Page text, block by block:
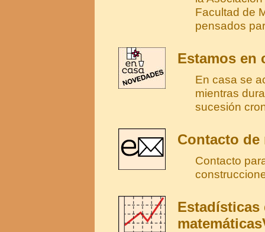
Facultad de
pensados
Estamos en
En casa se
mientras
sucesión
Contacto de
Contacto
Estadísticas